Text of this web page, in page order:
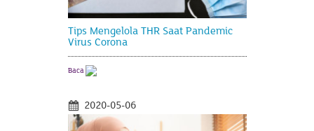
Tips Mengelola THR Saat Pandemic
Virus Corona
Baca
2020-05-06